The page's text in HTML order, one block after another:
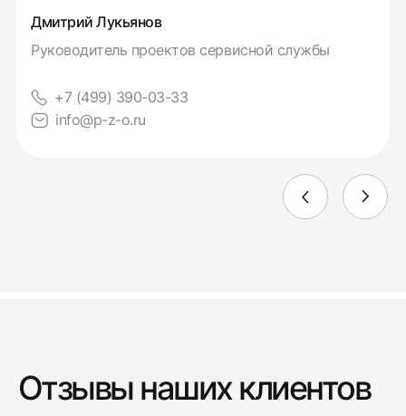
Дмитрий Лукьянов
Руководитель проектов сервисной службы
+7 (499) 390-03-33
info@p-z-o.ru
Отзывы наших клиентов